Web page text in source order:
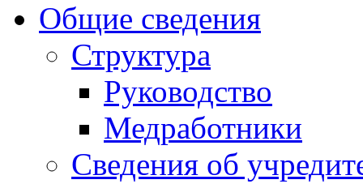
Общие сведения
Структура
Руководство
Медработники
Сведения об